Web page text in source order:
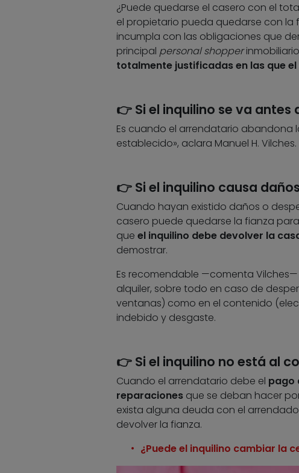
¿Puede quedarse el casero con el
el propietario pueda quedarse con la
incumpla con las obligaciones que
principal personal shopper
totalmente justificadas en las que
👉 Si el inquilino se va antes
Es cuando el arrendatario abandona
establecido», aclara Manuel H. Vilches.
👉 Si el inquilino causa
Cuando hayan existido daños o
casero puede quedarse la fianza
que el inquilino debe devolver la
demostrar.
Es recomendable —comenta
alquiler, sobre todo en caso de
ventanas) como en el contenido
indebido y desgaste.
👉 Si el inquilino no está al
Cuando el arrendatario debe el pago
reparacionesque se deban hacer
exista alguna deuda con el
devolver la fianza.
¿Puede el inquilino cambiar la